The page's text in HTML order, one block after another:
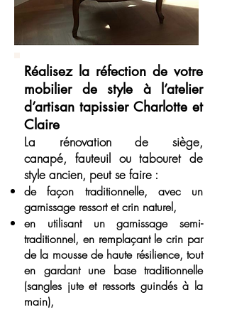
Réalisez la réfection de votre
mobilier de style à l’atelier
d’artisan tapissier Charlotte et
Claire
La rénovation de siège,
canapé, fauteuil ou tabouret de
style ancien, peut se faire :
de façon traditionnelle, avec un
garnissage ressort et crin naturel,
en utilisant un garnissage semi-
traditionnel, en remplaçant le crin par
de la mousse de haute résilience, tout
en gardant une base traditionnelle
(sangles jute et ressorts guindés à la
main),